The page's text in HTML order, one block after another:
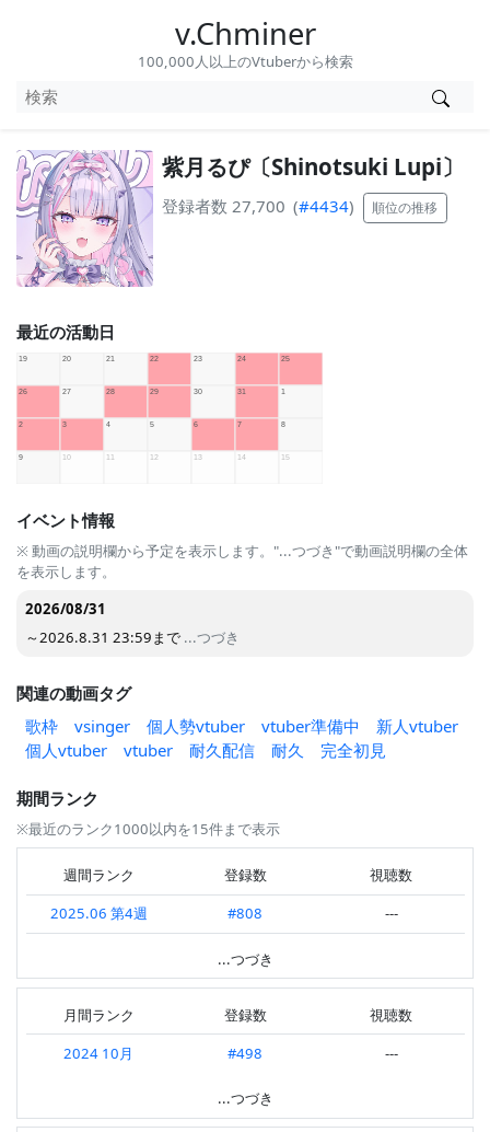
v.Chminer
100,000人以上のVtuberから検索
紫月るぴ〔Shinotsuki Lupi〕
登録者数 27,700 (#4434) 順位の推移
最近の活動日
イベント情報
※ 動画の説明欄から予定を表示します。"...つづき"で動画説明欄の全体
を表示します。
2026/08/31
～2026.8.31 23:59まで ...つづき
関連の動画タグ
歌枠
vsinger 個人勢vtuber vtuber準備中
新人vtuber
個人vtuber
vtuber 耐久配信 耐久 完全初見
期間ランク
※最近のランク1000以内を15件まで表示
週間ランク 登録数
視聴数
2025.06 第4週
#808
---
#802
2025.04 第4週
#850
---
2025.04 第3週
#926
---
2025.03 第2週
#966
...つづき
月間ランク 登録数
視聴数
2024 10月
#498
---
---
...つづき